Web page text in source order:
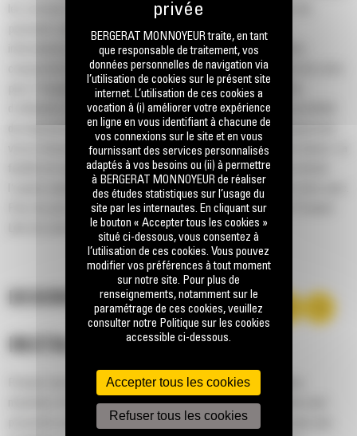
les secteurs Énergie et Systèmes de transport, proposent de
puissants outils et fonctions pour traiter et véhiculer des
informations jusqu'aux utilisateurs et concessionnaires. Elles
comportent également des outils essentiels pour la gestion de votre
parc d'équipements intégrant des fonctions de cartographie,
d'utilisation et autres. Des options matérielles offrent la possibilité
de transmettre des informations depuis (et vers) votre équipement
via un réseau cellulaire ou des satellites en orbite terrestre basse. La
famille de logiciels compatibles vous offre la possibilité de choisir
l'option adaptée à l'emplacement pour lequel est exploité votre parc.
Pour de plus amples informations, consultez le spécialiste Product
Link de votre concessionnaire.
DESCRIPTION
INSTALLATION
Product Link est déjà préinstallé sur la plupart des nouvelles
machines Cat ; cependant des kits d'installation Product Link sont
proposés pour mettre à niveau d'anciennes machines ou pour une
BERGERAT MONNOYEUR traite, en tant
que responsable de traitement, vos
données personnelles de navigation via
l’utilisation de cookies sur le présent site
internet. L’utilisation de ces cookies a
vocation à (i) améliorer votre expérience
en ligne en vous identifiant à chacune de
vos connexions sur le site et en vous
fournissant des services personnalisés
adaptés à vos besoins ou (ii) à permettre
à BERGERAT MONNOYEUR de réaliser
des études statistiques sur l’usage du
site par les internautes. En cliquant sur
le bouton « Accepter tous les cookies »
situé ci-dessous, vous consentez à
l’utilisation de ces cookies. Vous pouvez
modifier vos préférences à tout moment
sur notre site. Pour plus de
renseignements, notamment sur le
paramétrage de ces cookies, veuillez
consulter notre Politique sur les cookies
accessible ci-dessous.
Accepter tous les cookies
Refuser tous les cookies